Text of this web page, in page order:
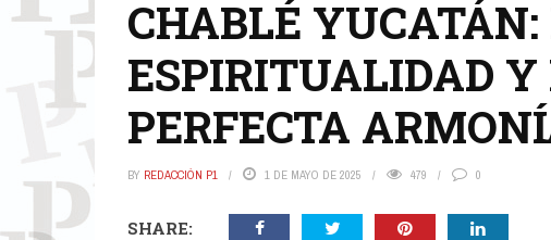
CHABLÉ YUCATÁN:
ESPIRITUALIDAD Y
PERFECTA
BY REDACCIÓN P1 1 DE MAYO DE 2025 479 0
SHARE: